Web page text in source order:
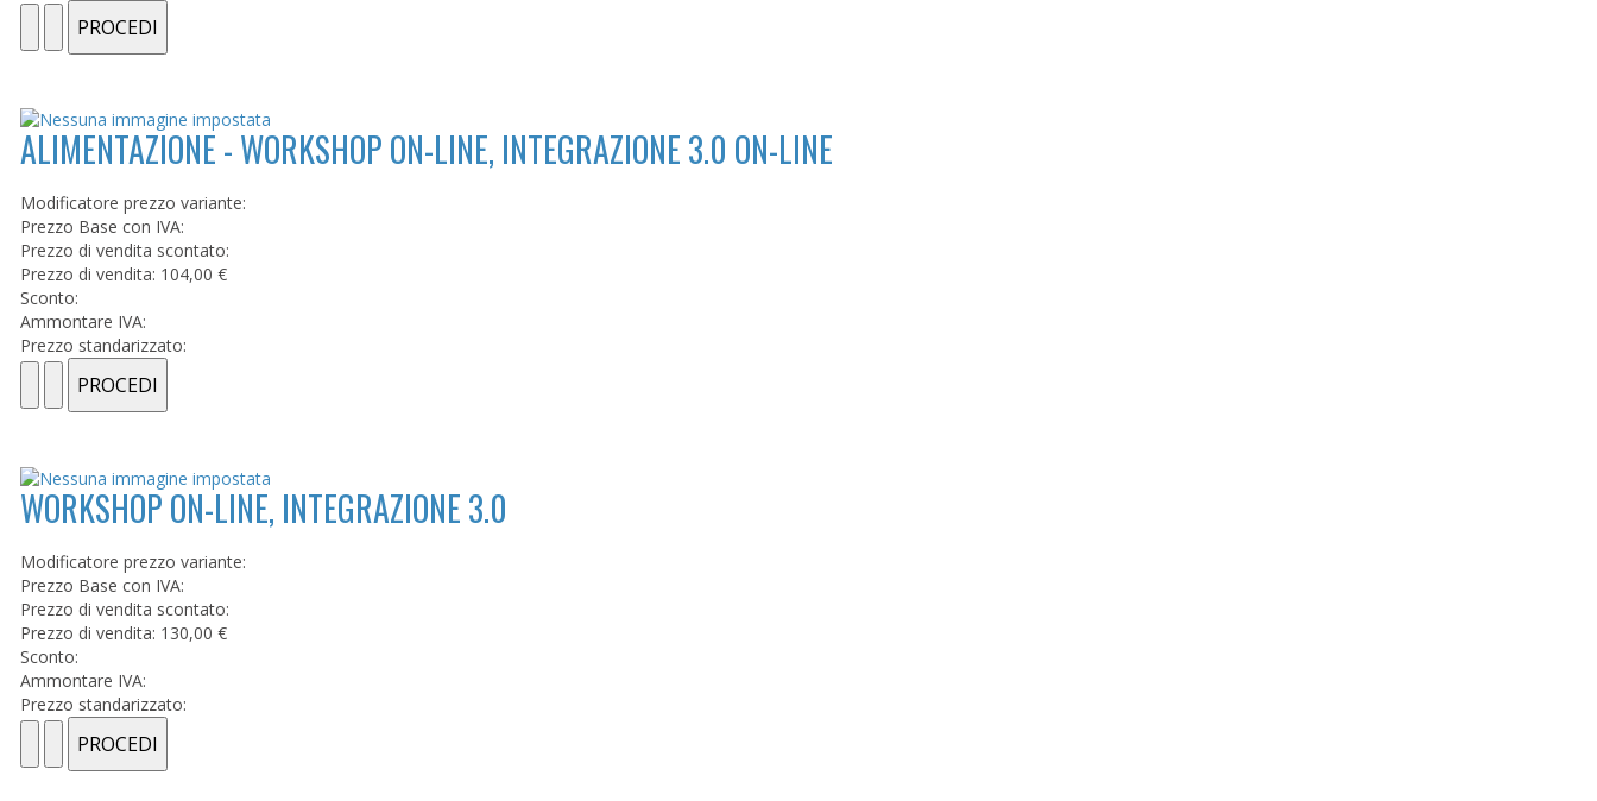
ALIMENTAZIONE - WORKSHOP ON-LINE, INTEGRAZIONE 3.0 ON-LINE
Modificatore prezzo variante:
Prezzo Base con IVA:
Prezzo di vendita scontato:
Prezzo di vendita: 104,00 €
Sconto:
Ammontare IVA:
Prezzo standarizzato:
WORKSHOP ON-LINE, INTEGRAZIONE 3.0
Modificatore prezzo variante:
Prezzo Base con IVA:
Prezzo di vendita scontato:
Prezzo di vendita: 130,00 €
Sconto:
Ammontare IVA:
Prezzo standarizzato: